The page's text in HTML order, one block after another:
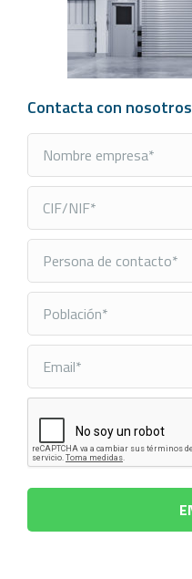
Contacta con nosotros